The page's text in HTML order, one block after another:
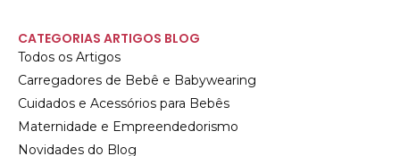
CATEGORIAS ARTIGOS BLOG
Todos os Artigos
Carregadores de Bebê e Babywearing
Cuidados e Acessórios para Bebês
Maternidade e Empreendedorismo
Novidades do Blog